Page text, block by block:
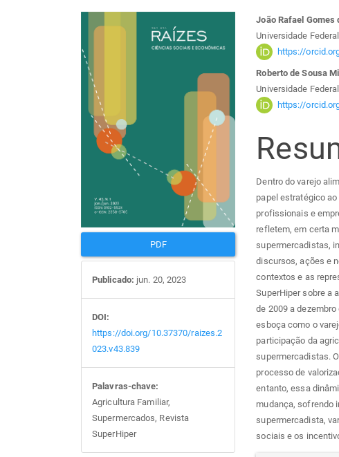
Barra
lateral
de
artigos
PDF
Publicado: jun. 20, 2023
DOI:
https://doi.org/10.37370/raizes.2
023.v43.839
Palavras-chave:
Agricultura Familiar,
Supermercados, Revista
SuperHiper
do
artigo
João Rafael Gomes
Universidade
https://
Roberto de Sousa
Universidade
https://
Dentro do varejo
papel estratégico
profissionais e
refletem, em certa
supermercadistas,
discursos, ações e
contextos e as
SuperHiper sobre a
de 2009 a
esboça como o
participação da
supermercadistas.
processo de
entanto, essa
mudança, sofrendo
supermercadista,
sociais e os